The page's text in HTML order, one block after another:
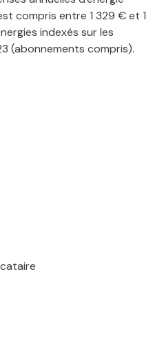
compris entre 1 329 € et 1
indexés sur les
(abonnements compris).